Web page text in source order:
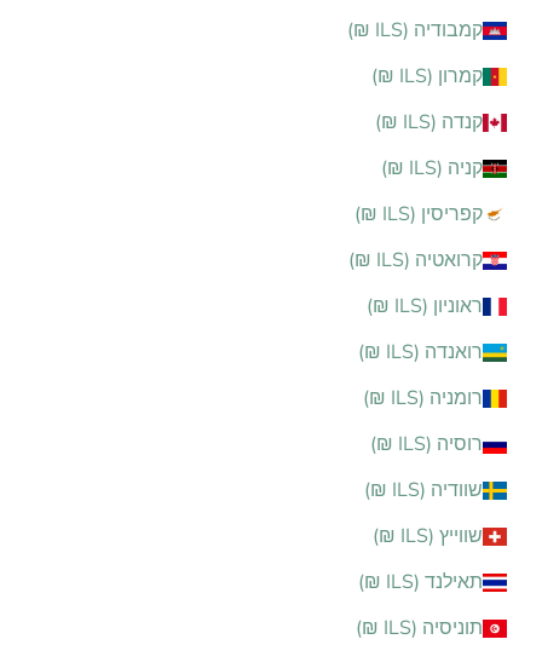
קמבודיה (ILS ₪)
קמרון (ILS ₪)
קנדה (ILS ₪)
קניה (ILS ₪)
קפריסין (ILS ₪)
קרואטיה (ILS ₪)
ראוניון (ILS ₪)
רואנדה (ILS ₪)
רומניה (ILS ₪)
רוסיה (ILS ₪)
שוודיה (ILS ₪)
שווייץ (ILS ₪)
תאילנד (ILS ₪)
תוניסיה (ILS ₪)